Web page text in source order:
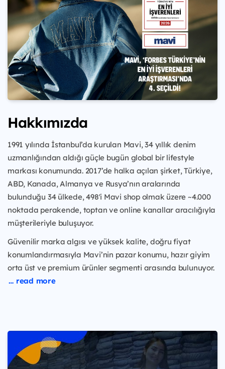
Hakkımızda
1991 yılında İstanbul’da kurulan Mavi, 34 yıllık denim
uzmanlığından aldığı güçle bugün global bir lifestyle
markası konumunda. 2017’de halka açılan şirket, Türkiye,
ABD, Kanada, Almanya ve Rusya’nın aralarında
bulunduğu 34 ülkede, 498'i Mavi shop olmak üzere ~4.000
noktada perakende, toptan ve online kanallar aracılığıyla
müşterileriyle buluşuyor.
Güvenilir marka algısı ve yüksek kalite, doğru fiyat
konumlandırmasıyla Mavi’nin pazar konumu, hazır giyim
orta üst ve premium ürünler segmenti arasında bulunuyor.
… read more